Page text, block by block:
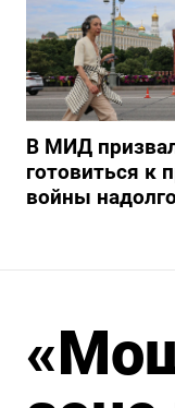
В МИД
готовиться к
войны